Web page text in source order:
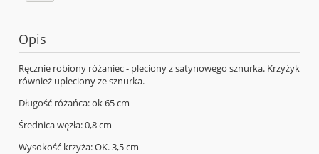
Opis
Ręcznie robiony różaniec - pleciony z satynowego sznurka. Krzyżyk
również upleciony ze sznurka.
Długość różańca: ok 65 cm
Średnica węzła: 0,8 cm
Wysokość krzyża: OK. 3,5 cm